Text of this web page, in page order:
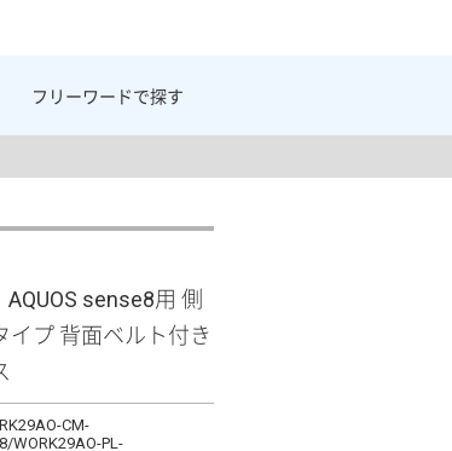
フリーワードで探す
AQUOS sense8用 側
イプ 背面ベルト付き
CM-
WORK29AO-PL-